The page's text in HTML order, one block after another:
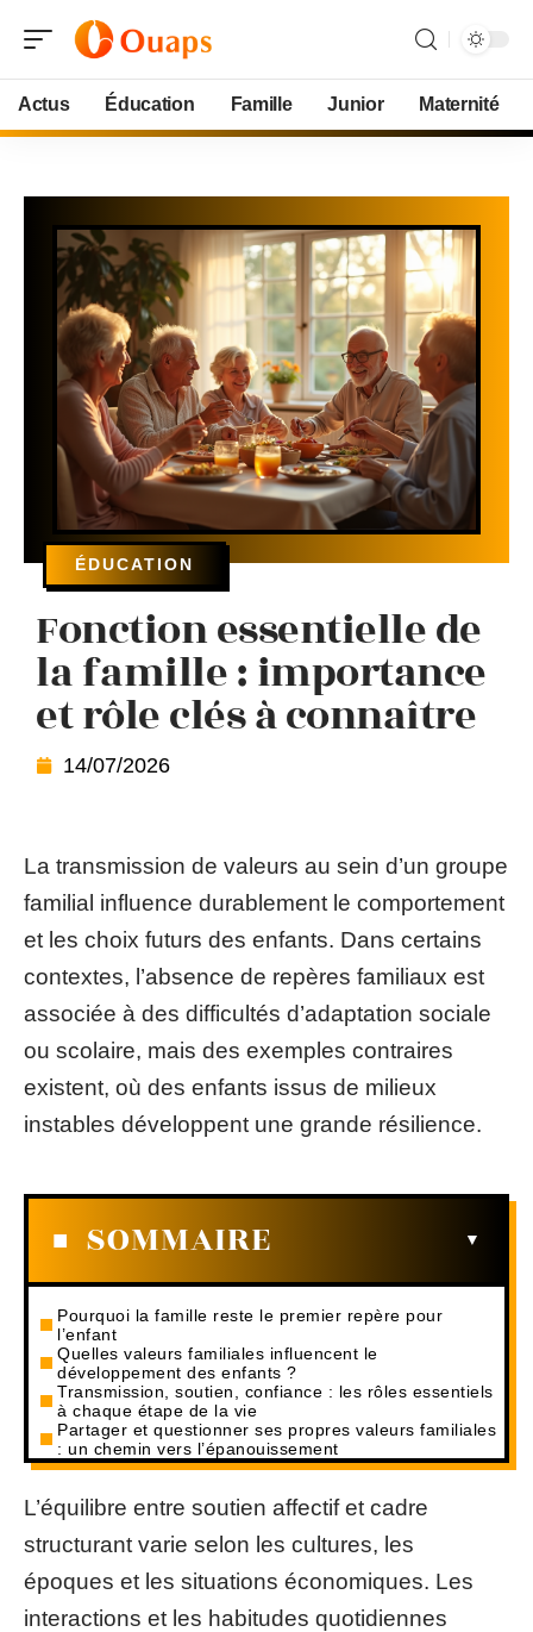
Actus Éducation Famille Junior Maternité
ÉDUCATION
Fonction essentielle de
la famille : importance
et rôle clés à connaître
14/07/2026
La transmission de valeurs au sein d’un groupe
familial influence durablement le comportement
et les choix futurs des enfants. Dans certains
contextes, l’absence de repères familiaux est
associée à des difficultés d’adaptation sociale
ou scolaire, mais des exemples contraires
existent, où des enfants issus de milieux
instables développent une grande résilience.
SOMMAIRE
Pourquoi la famille reste le premier repère pour
l’enfant
Quelles valeurs familiales influencent le
développement des enfants ?
Transmission, soutien, confiance : les rôles essentiels
à chaque étape de la vie
Partager et questionner ses propres valeurs familiales
: un chemin vers l’épanouissement
L’équilibre entre soutien affectif et cadre
structurant varie selon les cultures, les
époques et les situations économiques. Les
interactions et les habitudes quotidiennes